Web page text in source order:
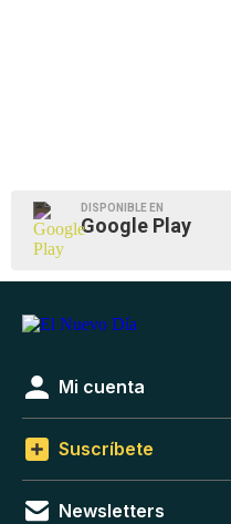
DISPONIBLE EN
Google Play
Mi cuenta
Suscríbete
Newsletters